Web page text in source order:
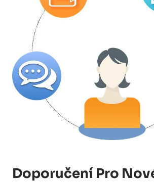
Doporučení Pro